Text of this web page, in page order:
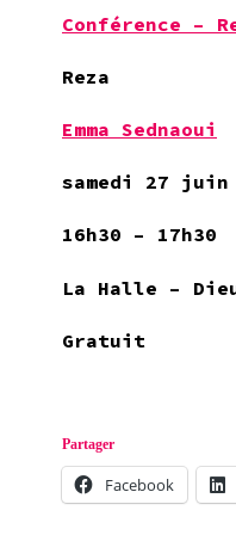
Conférence –
Reza
Emma Sednaoui
samedi 27 juin
16h30 – 17h30
La Halle –
Gratuit
Partager
Facebook